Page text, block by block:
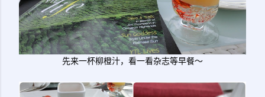
先来一杯柳橙汁，看一看杂志等早餐～